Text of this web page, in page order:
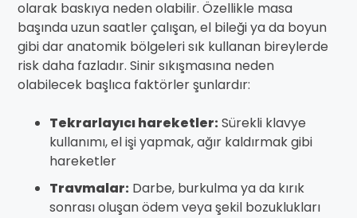
olarak baskıya neden olabilir. Özellikle masa
başında uzun saatler çalışan, el bileği ya da boyun
gibi dar anatomik bölgeleri sık kullanan bireylerde
risk daha fazladır. Sinir sıkışmasına neden
olabilecek başlıca faktörler şunlardır:
Tekrarlayıcı hareketler:Sürekli klavye
kullanımı, el işi yapmak, ağır kaldırmak gibi
hareketler
Travmalar: Darbe, burkulma ya da kırık
sonrası oluşan ödem veya şekil bozuklukları